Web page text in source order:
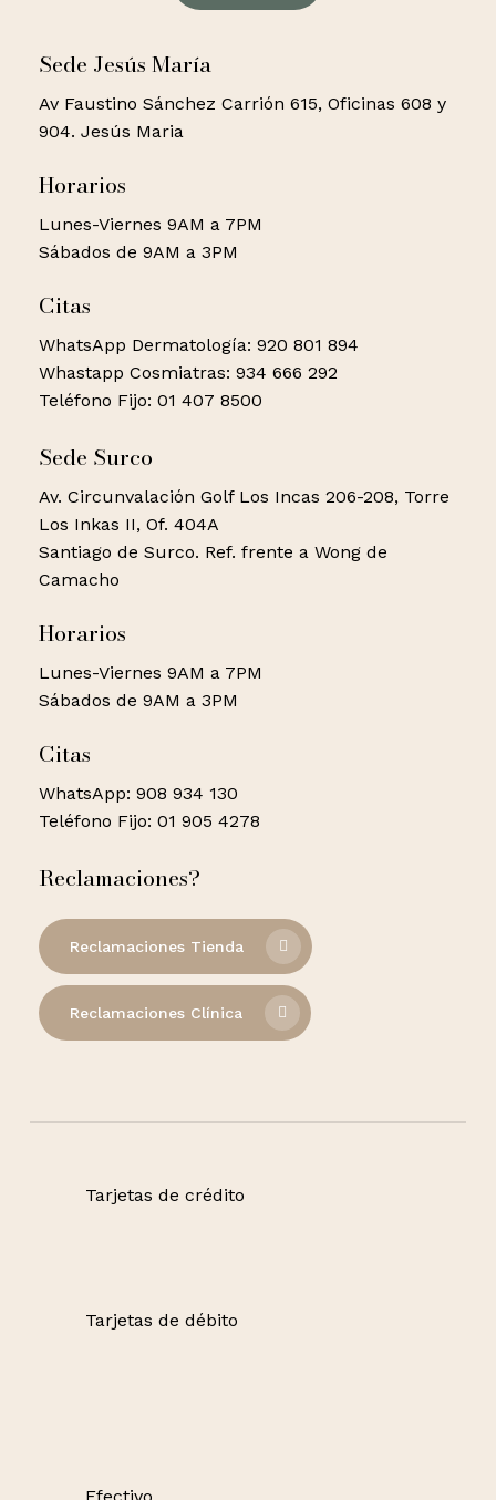
Sede Jesús María
Av Faustino Sánchez Carrión 615, Oficinas 608 y
904. Jesús Maria
Horarios
Lunes-Viernes 9AM a 7PM
Sábados de 9AM a 3PM
Citas
WhatsApp Dermatología: 920 801 894
Whastapp Cosmiatras: 934 666 292
Teléfono Fijo: 01 407 8500
Sede Surco
Av. Circunvalación Golf Los Incas 206-208, Torre
Los Inkas II, Of. 404A
Santiago de Surco. Ref. frente a Wong de
Camacho
Horarios
Lunes-Viernes 9AM a 7PM
Sábados de 9AM a 3PM
Citas
WhatsApp: 908 934 130
Teléfono Fijo: 01 905 4278
Reclamaciones?
Reclamaciones Tienda
Reclamaciones Clínica
Tarjetas de crédito
Tarjetas de débito